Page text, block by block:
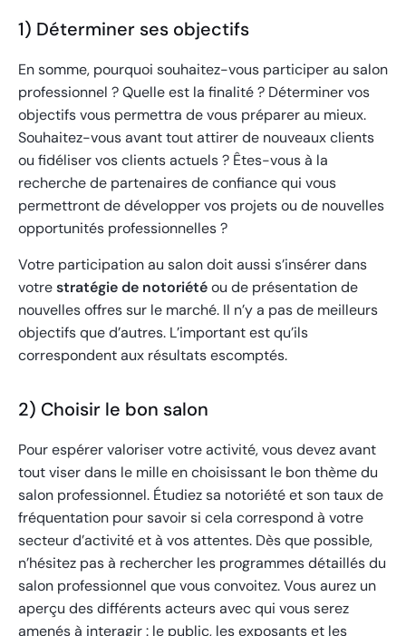
1) Déterminer ses objectifs
En somme, pourquoi souhaitez-vous participer au salon
professionnel ? Quelle est la finalité ? Déterminer vos
objectifs vous permettra de vous préparer au mieux.
Souhaitez-vous avant tout attirer de nouveaux clients
ou fidéliser vos clients actuels ? Êtes-vous à la
recherche de partenaires de confiance qui vous
permettront de développer vos projets ou de nouvelles
opportunités professionnelles ?
Votre participation au salon doit aussi s’insérer dans
votrestratégie de notoriétéou de présentation de
nouvelles offres sur le marché. Il n’y a pas de meilleurs
objectifs que d’autres. L’important est qu’ils
correspondent aux résultats escomptés.
2) Choisir le bon salon
Pour espérer valoriser votre activité, vous devez avant
tout viser dans le mille en choisissant le bon thème du
salon professionnel. Étudiez sa notoriété et son taux de
fréquentation pour savoir si cela correspond à votre
secteur d’activité et à vos attentes. Dès que possible,
n’hésitez pas à rechercher les programmes détaillés du
salon professionnel que vous convoitez. Vous aurez un
aperçu des différents acteurs avec qui vous serez
amenés à interagir : le public, les exposants et les